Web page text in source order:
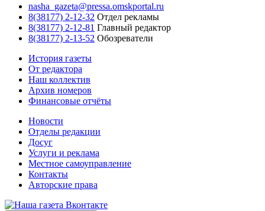
nasha_gazeta@pressa.omskportal.ru
8(38177) 2-12-32 Отдел рекламы
8(38177) 2-12-81 Главный редактор
8(38177) 2-13-52 Обозреватели
История газеты
От редактора
Наш коллектив
Архив номеров
Финансовые отчёты
Новости
Отделы редакции
Досуг
Услуги и реклама
Местное самоуправление
Контакты
Авторские права